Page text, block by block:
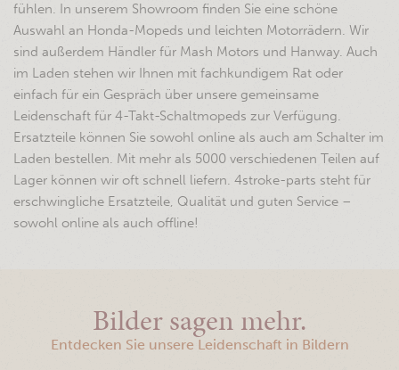
fühlen. In unserem Showroom finden Sie eine schöne
Auswahl an Honda-Mopeds und leichten Motorrädern. Wir
sind außerdem Händler für Mash Motors und Hanway. Auch
im Laden stehen wir Ihnen mit fachkundigem Rat oder
einfach für ein Gespräch über unsere gemeinsame
Leidenschaft für 4-Takt-Schaltmopeds zur Verfügung.
Ersatzteile können Sie sowohl online als auch am Schalter im
Laden bestellen. Mit mehr als 5000 verschiedenen Teilen auf
Lager können wir oft schnell liefern. 4stroke-parts steht für
erschwingliche Ersatzteile, Qualität und guten Service –
sowohl online als auch offline!
Bilder sagen mehr.
Entdecken Sie unsere Leidenschaft in Bildern